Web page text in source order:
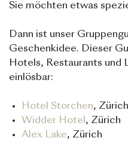
Sie möchten etwas
Dann ist unser
Geschenkidee. Dieser
Hotels, Restaurants
einlösbar:
Hotel Storchen, Zürich
Widder Hotel , Zürich
Alex Lake, Zürich